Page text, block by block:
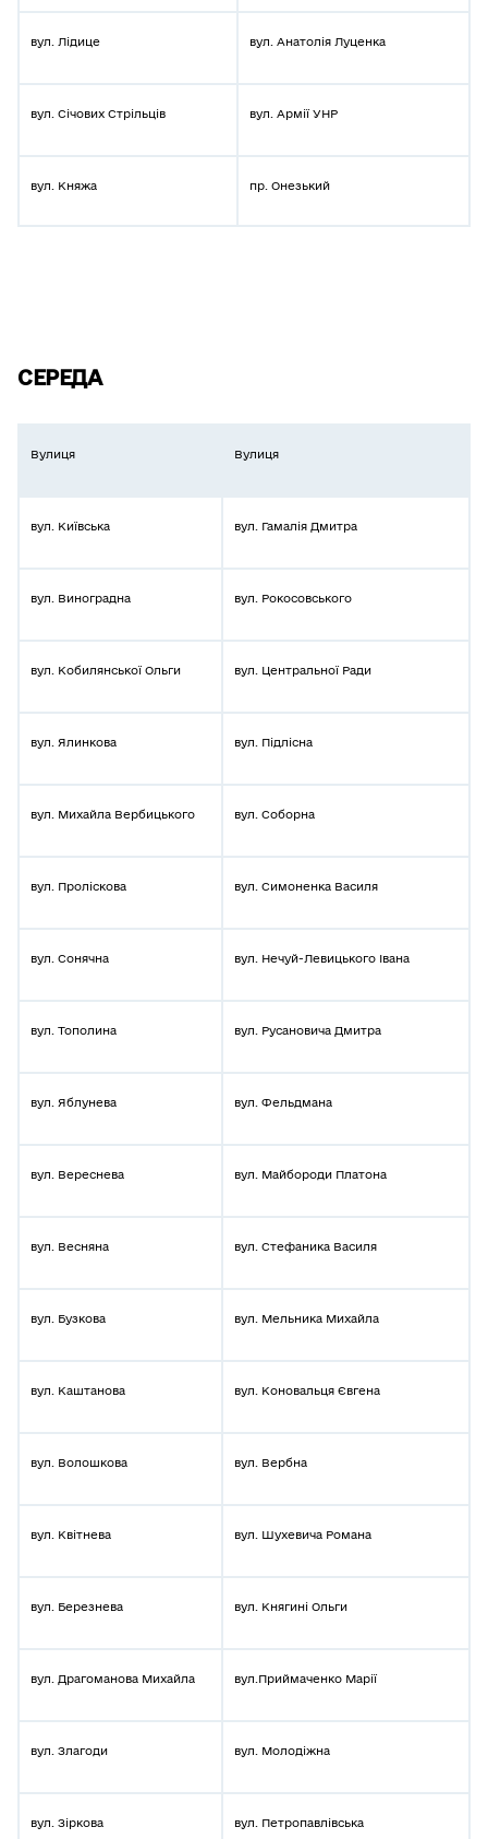
вул. Лідице вул. Анатолія Луценка
вул. Січових Стрільців вул. Армії УНР
вул. Княжа пр. Онезький
СЕРЕДА
Вулиця Вулиця
вул. Київська вул. Гамалія Дмитра
вул. Виноградна вул. Рокосовського
вул. Кобилянської Ольги вул. Центральної Ради
вул. Ялинкова вул. Підлісна
вул. Михайла Вербицького вул. Соборна
вул. Проліскова вул. Симоненка Василя
вул. Сонячна вул. Нечуй-Левицького Івана
вул. Тополина вул. Русановича Дмитра
вул. Яблунева вул. Фельдмана
вул. Вереснева вул. Майбороди Платона
вул. Весняна вул. Стефаника Василя
вул. Бузкова вул. Мельника Михайла
вул. Каштанова вул. Коновальця Євгена
вул. Волошкова вул. Вербна
вул. Квітнева вул. Шухевича Романа
вул. Березнева вул. Княгині Ольги
вул. Драгоманова Михайла вул.Приймаченко Марії
вул. Злагоди вул. Молодіжна
вул. Зіркова вул. Петропавлівська